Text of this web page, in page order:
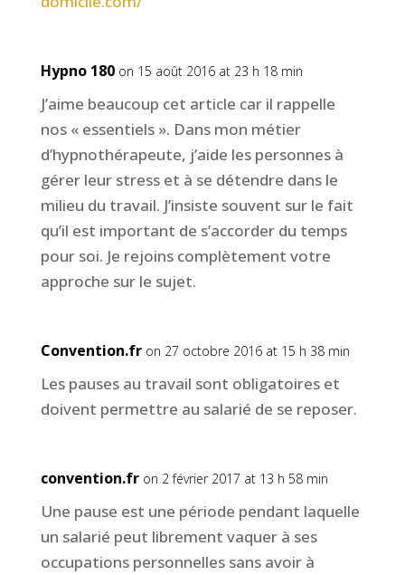
Hypno 180 on 15 août 2016 at 23 h 18 min
J’aime beaucoup cet article car il rappelle
nos « essentiels ». Dans mon métier
d’hypnothérapeute, j’aide les personnes à
gérer leur stress et à se détendre dans le
milieu du travail. J’insiste souvent sur le fait
qu’il est important de s’accorder du temps
pour soi. Je rejoins complètement votre
approche sur le sujet.
Convention.fr on 27 octobre 2016 at 15 h 38 min
Les pauses au travail sont obligatoires et
doivent permettre au salarié de se reposer.
convention.fr on 2 février 2017 at 13 h 58 min
Une pause est une période pendant laquelle
un salarié peut librement vaquer à ses
occupations personnelles sans avoir à